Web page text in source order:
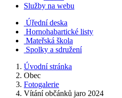
Služby na webu
Úřední deska
Hornohabartické listy
Mateřská škola
Spolky a sdružení
Úvodní stránka
Obec
Fotogalerie
Vítání občánků jaro 2024